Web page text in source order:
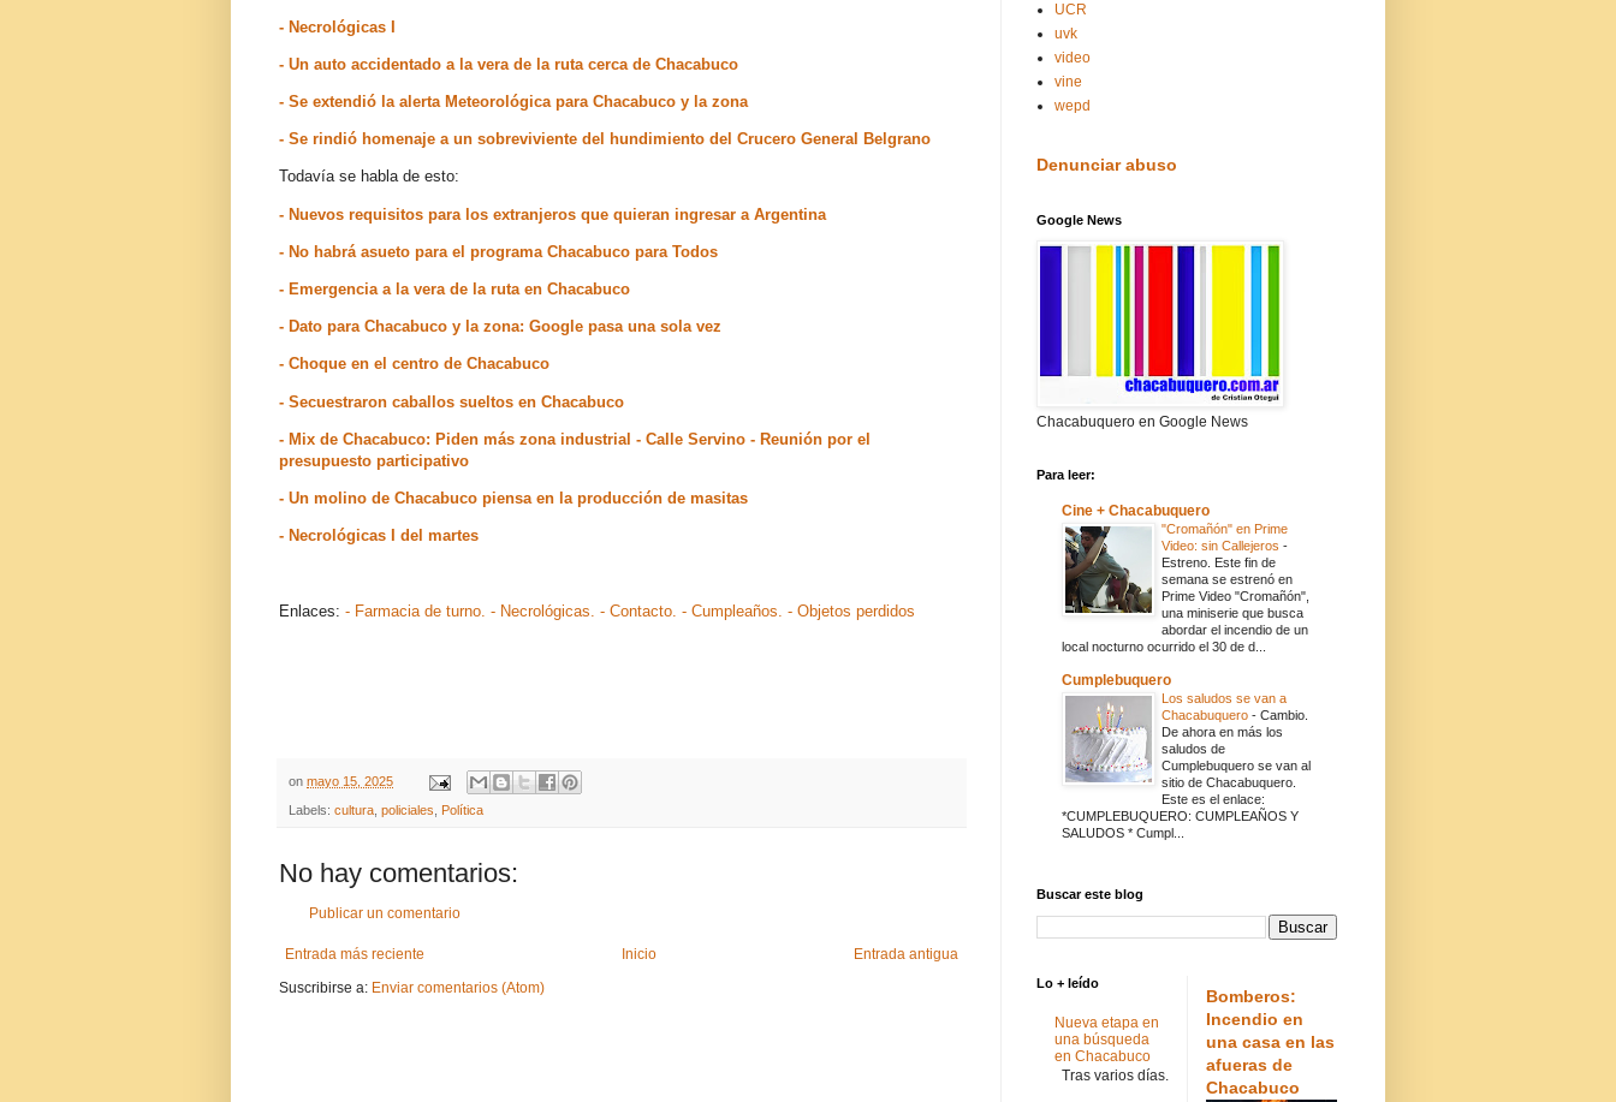
- Necrológicas I
- Un auto accidentado a la vera de la ruta cerca de Chacabuco
- Se extendió la alerta Meteorológica para Chacabuco y la zona
- Se rindió homenaje a un sobreviviente del hundimiento del Crucero General Belgrano
Todavía se habla de esto:
- Nuevos requisitos para los extranjeros que quieran ingresar a Argentina
- No habrá asueto para el programa Chacabuco para Todos
- Emergencia a la vera de la ruta en Chacabuco
- Dato para Chacabuco y la zona: Google pasa una sola vez
- Choque en el centro de Chacabuco
- Secuestraron caballos sueltos en Chacabuco
- Mix de Chacabuco: Piden más zona industrial - Calle Servino - Reunión por el
presupuesto participativo
- Un molino de Chacabuco piensa en la producción de masitas
- Necrológicas I del martes
Enlaces: - Farmacia de turno. - Necrológicas. - Contacto. - Cumpleaños. - Objetos perdidos
on mayo 15, 2025
Labels: cultura, policiales, Política
No hay comentarios:
Publicar un comentario
Entrada más reciente Entrada antigua
Inicio
Suscribirse a: Enviar comentarios (Atom)
UCR
uvk
video
vine
wepd
Denunciar abuso
Google News
Chacabuquero en Google News
Para leer:
Cine + Chacabuquero
"Cromañón" en Prime
Video: sin Callejeros -
Estreno. Este fin de
semana se estrenó en
Prime Video "Cromañón",
una miniserie que busca
abordar el incendio de un
local nocturno ocurrido el 30 de d...
Cumplebuquero
Los saludos se van a
Chacabuquero - Cambio.
De ahora en más los
saludos de
Cumplebuquero se van al
sitio de Chacabuquero.
Este es el enlace:
*CUMPLEBUQUERO: CUMPLEAÑOS Y
SALUDOS * Cumpl...
Buscar este blog
Lo + leído
Nueva etapa en
una búsqueda
en Chacabuco
Tras varios días.
Bomberos:
Incendio en
una casa en las
afueras de
Chacabuco